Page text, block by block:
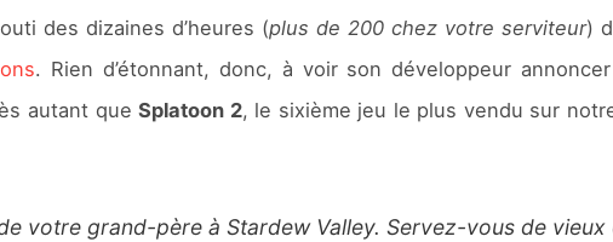
des dizaines d’heures (plus de 200 chez votre serviteur)
. Rien d’étonnant, donc, à voir son développeur annoncer
autant queSplatoon 2, le sixième jeu le plus vendu sur
votre grand-père à Stardew Valley. Servez-vous de